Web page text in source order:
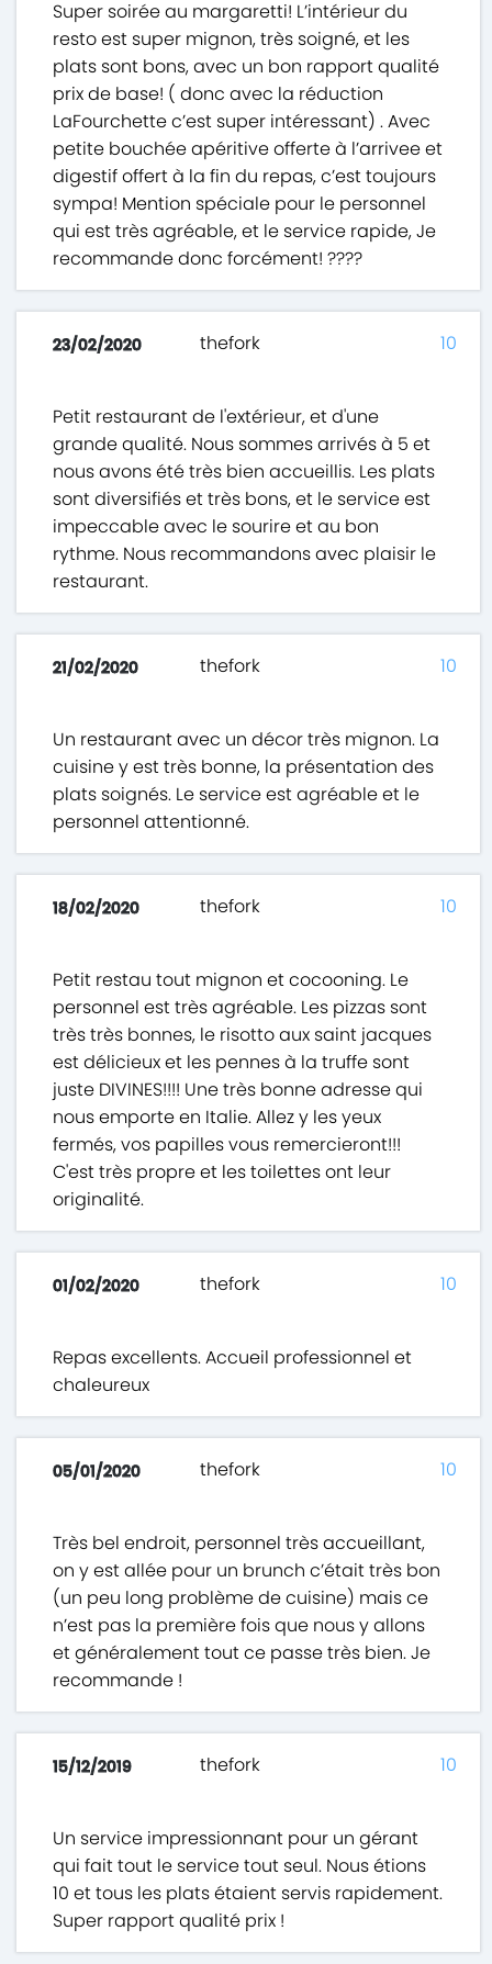
Super soirée au margaretti! L’intérieur du
resto est super mignon, très soigné, et les
plats sont bons, avec un bon rapport qualité
prix de base! ( donc avec la réduction
LaFourchette c’est super intéressant) . Avec
petite bouchée apéritive offerte à l’arrivee et
digestif offert à la fin du repas, c’est toujours
sympa! Mention spéciale pour le personnel
qui est très agréable, et le service rapide, Je
recommande donc forcément! ????
23/02/2020 thefork
Petit restaurant de l'extérieur, et d'une
grande qualité. Nous sommes arrivés à 5 et
nous avons été très bien accueillis. Les plats
sont diversifiés et très bons, et le service est
impeccable avec le sourire et au bon
rythme. Nous recommandons avec plaisir le
restaurant.
10
21/02/2020 thefork
Un restaurant avec un décor très mignon. La
cuisine y est très bonne, la présentation des
plats soignés. Le service est agréable et le
personnel attentionné.
10
18/02/2020 thefork
Petit restau tout mignon et cocooning. Le
personnel est très agréable. Les pizzas sont
très très bonnes, le risotto aux saint jacques
est délicieux et les pennes à la truffe sont
juste DIVINES!!!! Une très bonne adresse qui
nous emporte en Italie. Allez y les yeux
fermés, vos papilles vous remercieront!!!
C'est très propre et les toilettes ont leur
originalité.
10
01/02/2020 thefork
Repas excellents. Accueil professionnel et
chaleureux
10
05/01/2020 thefork
Très bel endroit, personnel très accueillant,
on y est allée pour un brunch c’était très bon
(un peu long problème de cuisine) mais ce
n’est pas la première fois que nous y allons
et généralement tout ce passe très bien. Je
recommande !
10
15/12/2019 thefork
Un service impressionnant pour un gérant
qui fait tout le service tout seul. Nous étions
10 et tous les plats étaient servis rapidement.
Super rapport qualité prix !
10